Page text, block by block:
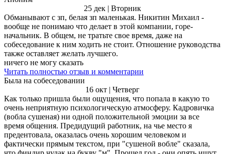
25 дек | Вторник
Обманывают с зп, белая зп маленькая. Никитин Михаил -
вообще не понимаю что делает в этой компании, горе-
начальник. В общем, не тратьте свое время, даже на
собеседование к ним ходить не стоит. Отношение руководства
также оставляет желать лучшего.
ничего не могу сказать
Читать полностью отзыв и комментарии
Была на собеседовании
16 окт | Четверг
Как только пришла были ощущения, что попала в какую то
очень неприятную психологическую атмосферу. Кадровичка
(вобла сушеная) ни одной положительной эмоции за все
время общения. Предидущий работник, на чье место я
предентовала, оказалась очень хорошим человеком и
фактически прямым текстом, при "сушеной вобле" сказала,